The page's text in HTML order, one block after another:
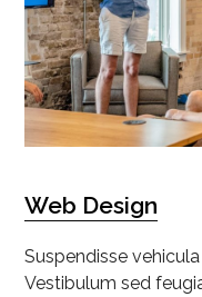
Web Design
Suspendisse
Vestibulum sed